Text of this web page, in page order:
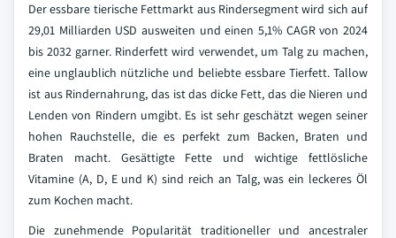
Der essbare tierische Fettmarkt aus Rindersegment wird sich auf
29,01 Milliarden USD ausweiten und einen 5,1% CAGR von 2024
bis 2032 garner. Rinderfett wird verwendet, um Talg zu machen,
eine unglaublich nützliche und beliebte essbare Tierfett. Tallow
ist aus Rindernahrung, das ist das dicke Fett, das die Nieren und
Lenden von Rindern umgibt. Es ist sehr geschätzt wegen seiner
hohen Rauchstelle, die es perfekt zum Backen, Braten und
Braten macht. Gesättigte Fette und wichtige fettlösliche
Vitamine (A, D, E und K) sind reich an Talg, was ein leckeres Öl
zum Kochen macht.
Die zunehmende Popularität traditioneller und ancestraler